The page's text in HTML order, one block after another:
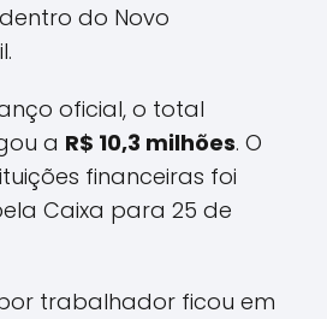
dentro do Novo
oficial, o total
a R$ 10,3 milhões. O
financeiras foi
Caixa para 25 de
trabalhador ficou em